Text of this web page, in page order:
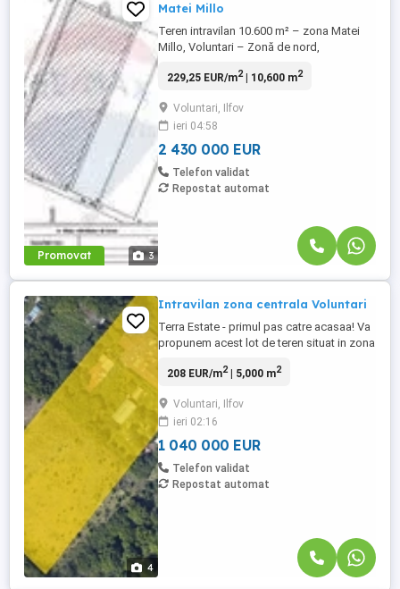
Promovat 3
Matei Millo
Teren intravilan 10.600 m² – zona Matei
Millo, Voluntari – Zonă de nord,
strategică: Teren situat pe strada Matei
localității Voluntari, una dintre cele mai
dinamice și dezvoltate zone din Ilfov. Are
acces facil către DN1, ...
229,25 EUR/m2| 10,600 m2
Voluntari, Ilfov
ieri 04:58
2 430 000 EUR
Telefon validat
Repostat automat
4
Intravilan zona centrala Voluntari
Terra Estate - primul pas catre acasaa! Va
propunem acest lot de teren situat in zona
edificarea de imobile rezidentiale sau
208 EUR/m2| 5,000 m2
Voluntari, Ilfov
ieri 02:16
1 040 000 EUR
Telefon validat
Repostat automat